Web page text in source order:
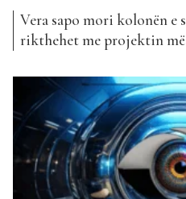
Vera sapo mori kolonën e
rikthehet me projektin
dëgjuar deri tani prej saj.
tregon një anë më të
eksperimentuese, duke
moderne, energjie...